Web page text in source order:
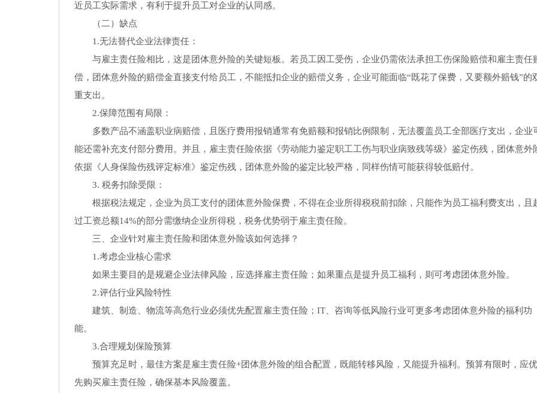
近员工实际需求，有利于提升员工对企业的认同感。
（二）缺点
1.无法替代企业法律责任：
与雇主责任险相比，这是团体意外险的关键短板。若员工因工受伤，企业仍需依法承担工伤保险赔偿和雇主责任
偿，团体意外险的赔偿金直接支付给员工，不能抵扣企业的赔偿义务，企业可能面临“既花了保费，又要额外赔钱”的
重支出。
2.保障范围有局限：
多数产品不涵盖职业病赔偿，且医疗费用报销通常有免赔额和报销比例限制，无法覆盖员工全部医疗支出，企业
能还需补充支付部分费用。并且，雇主责任险依据《劳动能力鉴定职工工伤与职业病致残等级》鉴定伤残，团体意外
依据《人身保险伤残评定标准》鉴定伤残，团体意外险的鉴定比较严格，同样伤情可能获得较低赔付。
3. 税务扣除受限：
根据税法规定，企业为员工支付的团体意外险保费，不得在企业所得税税前扣除，只能作为员工福利费支出，且
过工资总额14%的部分需缴纳企业所得税，税务优势弱于雇主责任险。
三、企业针对雇主责任险和团体意外险该如何选择？
1.考虑企业核心需求
如果主要目的是规避企业法律风险，应选择雇主责任险；如果重点是提升员工福利，则可考虑团体意外险。
2.评估行业风险特性
建筑、制造、物流等高危行业必须优先配置雇主责任险；IT、咨询等低风险行业可更多考虑团体意外险的福利功
能。
3.合理规划保险预算
预算充足时，最佳方案是雇主责任险+团体意外险的组合配置，既能转移风险，又能提升福利。预算有限时，应优
先购买雇主责任险，确保基本风险覆盖。